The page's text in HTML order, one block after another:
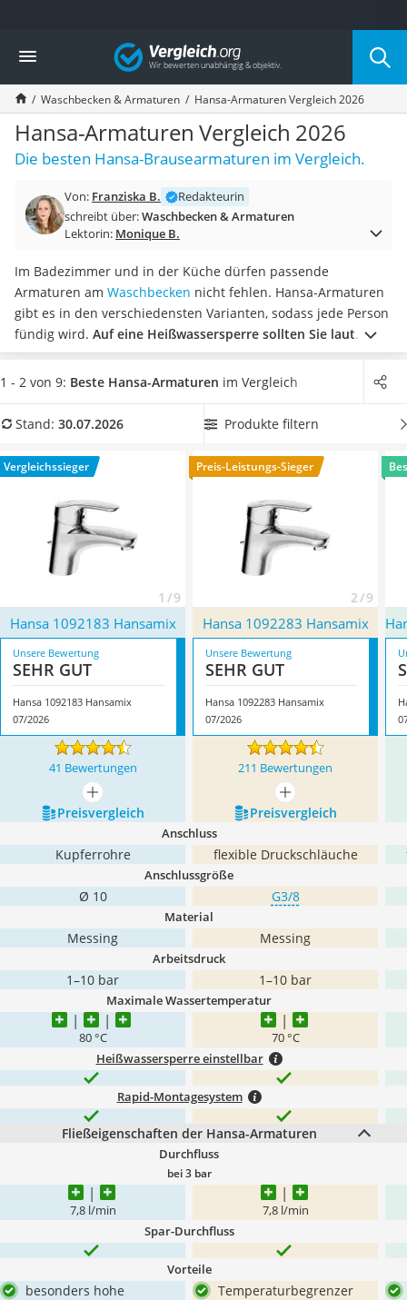
Die beliebtesten Vergleiche nach Kategorie
Wohnen
Matratzen-Topper
Matratzen
Konferenzlautsprecher
Tageslichtlampe
Badlüfter
Bürohocker
Außenleuchte mit Kamera
Akku-Tischlampe
Konferenzmikrofon
Klappmatratze
Duschkopf mit Kalkfilter
Aktenvernichter Sicherheitsstufe 4
Bettgitter
Topper 100 x 200
Höhenverstellbarer Schreibtisch
Matratze 90 x 200 cm
Vergleich
Waschbecken & Armaturen Hansa-Armaturen Vergleich 2026
Hansa-Armaturen Vergleich 2026
Die besten Hansa-Brausearmaturen im Vergleich.
Von: Franziska B.
Redakteurin
schreibt über:Waschbecken & Armaturen
Lektorin: Monique B.
Im Badezimmer und in der Küche dürfen passende
Armaturen am Waschbecken nicht fehlen. Hansa-Armaturen
gibt es in den verschiedensten Varianten, sodass jede Person
fündig wird. Auf eine Heißwassersperre sollten Sie laut
diversen Tests im Internet auf keinen Fall verzichten. Mit
dieser kann eingestellt werden, wie hoch die
nicht verbrühen.Wählen Sie jetzt Hansa-Armaturen
Einhebelmischer problemlos anzubringen. Überzeugt hat uns
hier im Juli 2026 besonders das ModellHansa 1092183
Hansamix* mit seinen Eigenschaften.
1 - 2 von 9: Beste Hansa-Armaturen im Vergleich
Stand: 30.07.2026 Produkte filtern
Vergleichssieger
1 / 9
Preis-Leistungs-Sieger
2 / 9
Hansa 1092183 Hansamix Hansa 1092283 Hansamix
Unsere Bewertung
SEHR GUT
Hansa 1092183 Hansamix
07/2026
Unsere Bewertung
SEHR GUT
Hansa 1092283 Hansamix
07/2026
41 Bewertungen 211 Bewertungen
mehr anzeigen
mehr anzeigen
Preis­vergleich
Preis­vergleich
Anschluss
Kupferrohre flexible Druckschläuche
Anschlussgröße
Ø 10 G3/8
Material
Messing Messing
Arbeitsdruck
1–10 bar 1–10 bar
Maximale Wassertemperatur
80 °C 70 °C
Heißwassersperre einstellbar
Rapid-Montagesystem
Fließeigenschaften der Hansa-Armaturen
Durchfluss
bei 3 bar
7,8 l/min 7,8 l/min
Spar-Durchfluss
Vorteile
besonders hohe
Temperaturbegrenzer